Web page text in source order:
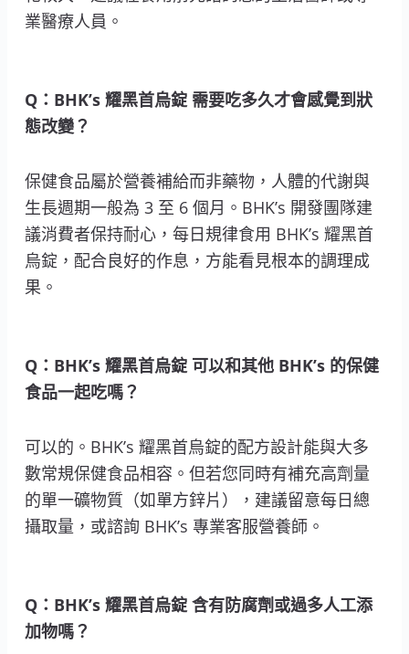
業醫療人員。
Q：BHK’s 耀黑首烏錠 需要吃多久才會感覺到狀
態改變？
保健食品屬於營養補給而非藥物，人體的代謝與
生長週期一般為 3 至 6 個月。BHK’s 開發團隊建
議消費者保持耐心，每日規律食用 BHK’s 耀黑首
烏錠，配合良好的作息，方能看見根本的調理成
果。
Q：BHK’s 耀黑首烏錠 可以和其他 BHK’s 的保健
食品一起吃嗎？
可以的。BHK’s 耀黑首烏錠的配方設計能與大多
數常規保健食品相容。但若您同時有補充高劑量
的單一礦物質（如單方鋅片），建議留意每日總
攝取量，或諮詢 BHK’s 專業客服營養師。
Q：BHK’s 耀黑首烏錠 含有防腐劑或過多人工添
加物嗎？